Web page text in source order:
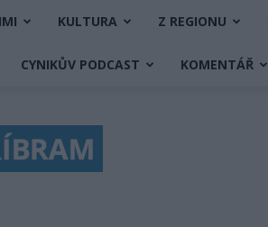
KULTURA Z REGIONU
CYNIKŮV PODCAST KOMENTÁŘ